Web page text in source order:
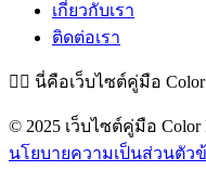
เกี่ยวกับเรา
ติดต่อเรา
👉🏻 นี่คือเว็บไซต์คู่มือ
© 2025 เว็บไซต์คู่มือ
นโยบายความเป็นส่วนตัว